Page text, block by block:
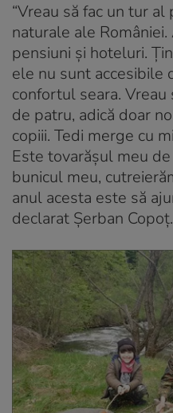
“Vreau să fac un tur
naturale ale
pensiuni și hoteluri.
ele nu sunt accesibile
confortul seara.
de patru, adică doar
copiii. Tedi merge cu
Este tovarășul meu
bunicul meu,
anul acesta este să
declarat Șerban Copoț.